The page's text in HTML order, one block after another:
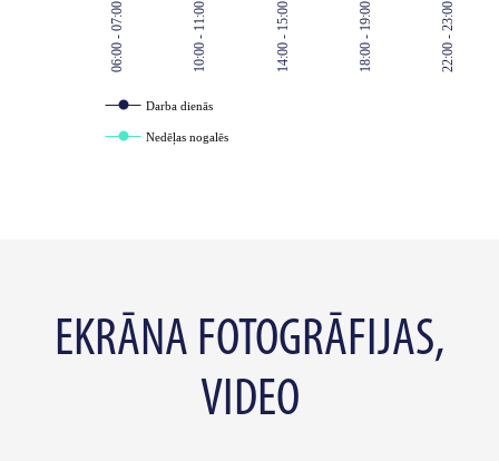
06:00 - 07:00 10:00 - 11:00 14:00 - 15:00 18:00 - 19:00 22:00 - 23:00
Darba dienās
Nedēļas nogalēs
EKRĀNA FOTOGRĀFIJAS,
VIDEO